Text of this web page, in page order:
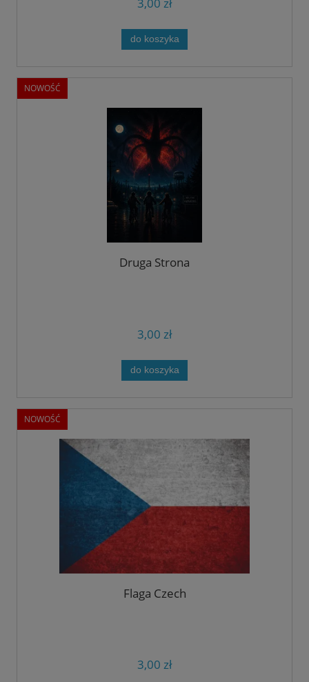
do koszyka
Druga Strona
3,00 zł
do koszyka
NOWOŚĆ
Flaga Czech
3,00 zł
NOWOŚĆ